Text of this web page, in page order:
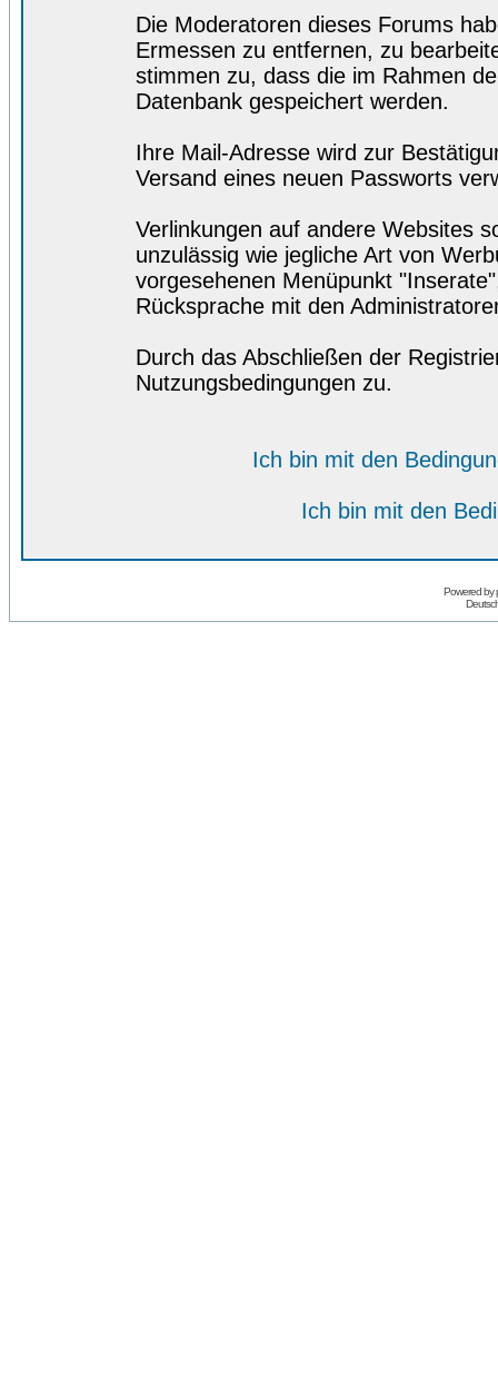
Die Moderatoren dieses Forums
Ermessen zu entfernen, zu
stimmen zu, dass die im Rahmen
Datenbank gespeichert werden.
Ihre Mail-Adresse wird zur
Versand eines neuen Passworts
Verlinkungen auf andere Websites
unzulässig wie jegliche Art von
vorgesehenen Menüpunkt
Rücksprache mit den
Durch das Abschließen der
Nutzungsbedingungen zu.
Ich bin mit den
Ich bin mit den
Powered by